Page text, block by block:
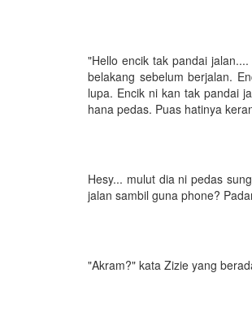
"Hello encik tak pandai
belakang sebelum berjalan.
lupa. Encik ni kan tak pandai
hana pedas. Puas hatinya
Hesy... mulut dia ni pedas
jalan sambil guna phone?
"Akram?" kata Zizie yang